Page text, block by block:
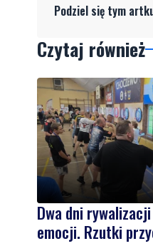
Podziel się tym
Czytaj również
Dwa dni
emocji. Rzutki